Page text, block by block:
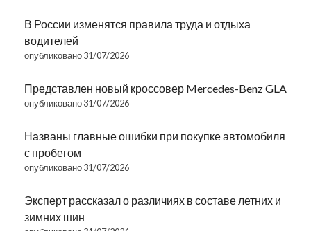
В России изменятся правила труда и отдыха
водителей
опубликовано 31/07/2026
Представлен новый кроссовер Mercedes-Benz GLA
опубликовано 31/07/2026
Названы главные ошибки при покупке автомобиля
с пробегом
опубликовано 31/07/2026
Эксперт рассказал о различиях в составе летних и
зимних шин